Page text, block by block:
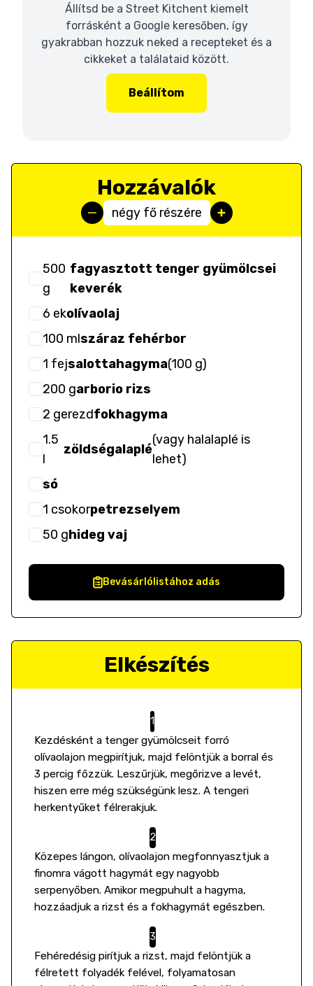
Állítsd be a Street Kitchent kiemelt
forrásként a Google keresőben, így
gyakrabban hozzuk neked a recepteket és a
cikkeket a találataid között.
Beállítom
Hozzávalók
négy fő részére
500
g
fagyasztott tenger gyümölcsei
keverék
6 ekolívaolaj
100 mlszáraz fehérbor
1 fejsalottahagyma(100 g)
200 garborio rizs
2 gerezdfokhagyma
1.5
l
zöldségalaplé
(vagy halalaplé is
lehet)
só
1 csokorpetrezselyem
50 ghideg vaj
Bevásárlólistához adás
Elkészítés
Kezdésként a tenger gyümölcseit forró
olívaolajon megpirítjuk, majd felöntjük a borral és
3 percig főzzük. Leszűrjük, megőrizve a levét,
hiszen erre még szükségünk lesz. A tengeri
herkentyűket félrerakjuk.
Közepes lángon, olívaolajon megfonnyasztjuk a
finomra vágott hagymát egy nagyobb
serpenyőben. Amikor megpuhult a hagyma,
hozzáadjuk a rizst és a fokhagymát egészben.
Fehéredésig pirítjuk a rizst, majd felöntjük a
félretett folyadék felével, folyamatosan